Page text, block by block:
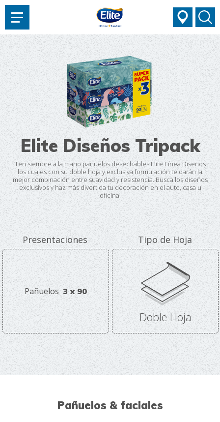
Elite Diseños Tripack
Ten siempre a la mano pañuelos desechables Elite Línea Diseños
los cuales con su doble hoja y exclusiva formulación te darán la
mejor combinación entre suavidad y resistencia. Busca los diseños
exclusivos y haz más divertida tu decoración en el auto, casa u
oficina.
Presentaciones
Pañuelos 3 x 90
Tipo de Hoja
Doble Hoja
Pañuelos & faciales